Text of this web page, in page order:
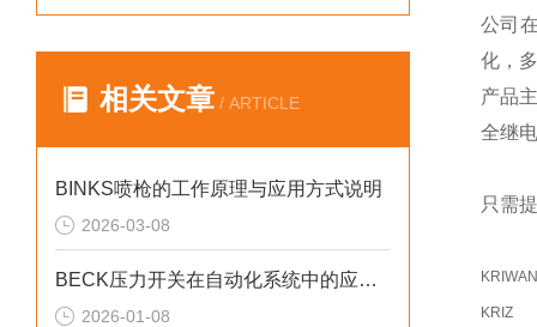
相关文章 / ARTICLE
BINKS喷枪的工作原理与应用方式说明
2026-03-08
BECK压力开关在自动化系统中的应用说明
2026-01-08
公司
化，
产品
全继
只需
KRIWAN
KRIZ